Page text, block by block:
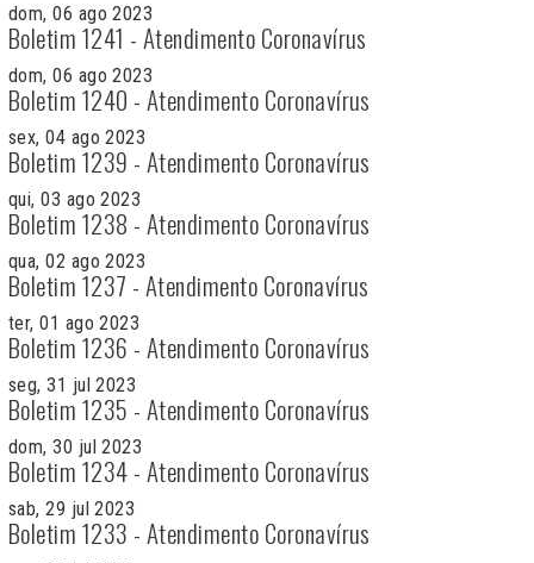
dom, 06 ago 2023
Boletim 1241 - Atendimento Coronavírus
dom, 06 ago 2023
Boletim 1240 - Atendimento Coronavírus
sex, 04 ago 2023
Boletim 1239 - Atendimento Coronavírus
qui, 03 ago 2023
Boletim 1238 - Atendimento Coronavírus
qua, 02 ago 2023
Boletim 1237 - Atendimento Coronavírus
ter, 01 ago 2023
Boletim 1236 - Atendimento Coronavírus
seg, 31 jul 2023
Boletim 1235 - Atendimento Coronavírus
dom, 30 jul 2023
Boletim 1234 - Atendimento Coronavírus
sab, 29 jul 2023
Boletim 1233 - Atendimento Coronavírus